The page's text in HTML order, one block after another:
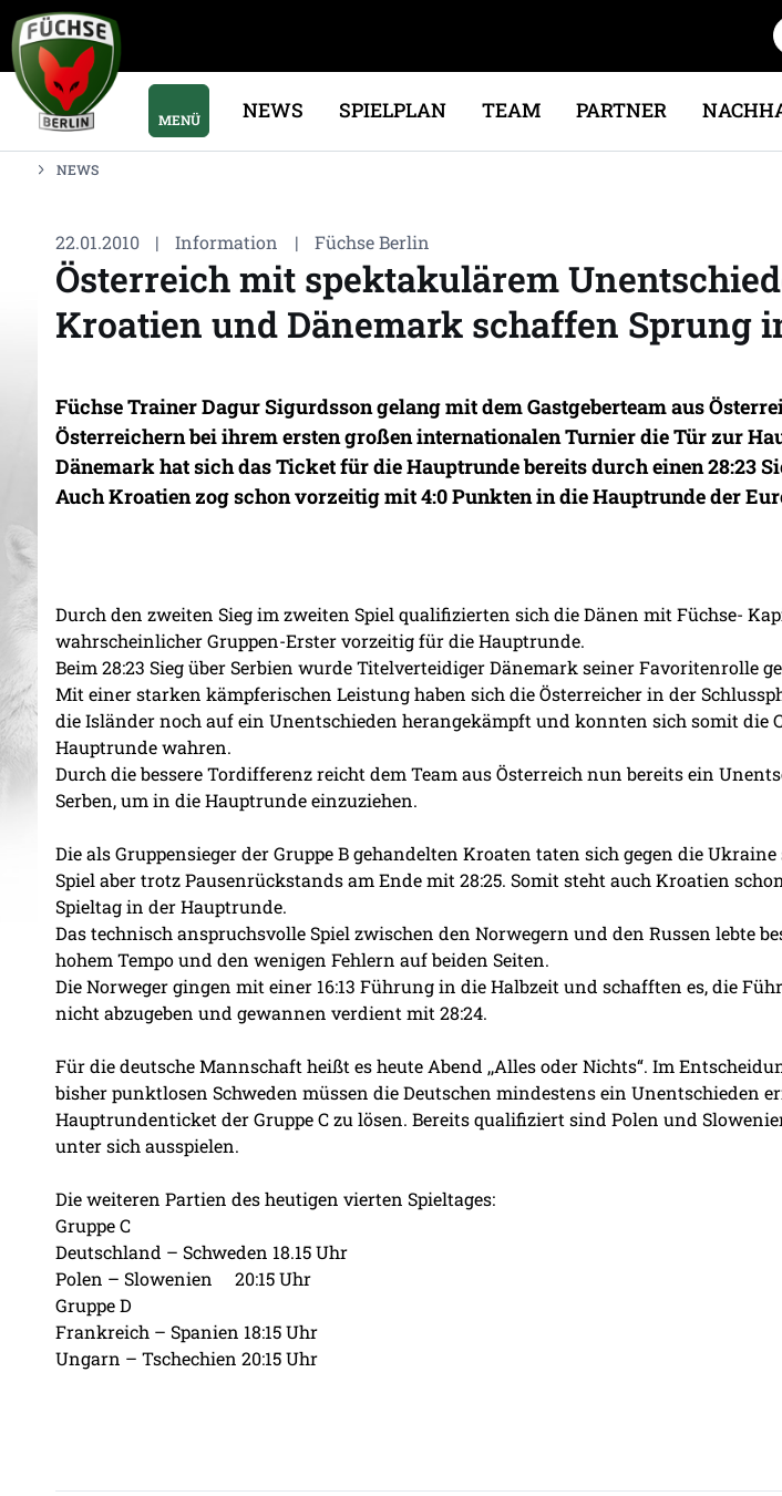
MENÜ NEWS SPIELPLAN TEAM PARTNER
NEWS
22.01.2010 | Information | Füchse Berlin
Österreich mit spektakulärem
Kroatien und Dänemark schaffen Sprung
Füchse Trainer Dagur Sigurdsson gelang mit dem Gastgeberteam aus
Österreichern bei ihrem ersten großen internationalen Turnier die Tür zur
Dänemark hat sich das Ticket für die Hauptrunde bereits durch einen 28:23
Auch Kroatien zog schon vorzeitig mit 4:0 Punkten in die Hauptrunde der
Durch den zweiten Sieg im zweiten Spiel qualifizierten sich die Dänen mit Füchse-
wahrscheinlicher Gruppen-Erster vorzeitig für die Hauptrunde.
Beim 28:23 Sieg über Serbien wurde Titelverteidiger Dänemark seiner Favoritenrolle
Mit einer starken kämpferischen Leistung haben sich die Österreicher in der
die Isländer noch auf ein Unentschieden herangekämpft und konnten sich somit die
Hauptrunde wahren.
Durch die bessere Tordifferenz reicht dem Team aus Österreich nun bereits ein
Serben, um in die Hauptrunde einzuziehen.
Die als Gruppensieger der Gruppe B gehandelten Kroaten taten sich gegen die
Spiel aber trotz Pausenrückstands am Ende mit 28:25. Somit steht auch Kroatien
Spieltag in der Hauptrunde.
Das technisch anspruchsvolle Spiel zwischen den Norwegern und den Russen lebte
hohem Tempo und den wenigen Fehlern auf beiden Seiten.
Die Norweger gingen mit einer 16:13 Führung in die Halbzeit und schafften es, die
nicht abzugeben und gewannen verdient mit 28:24.
Für die deutsche Mannschaft heißt es heute Abend ,,Alles oder Nichts“. Im
bisher punktlosen Schweden müssen die Deutschen mindestens ein Unentschieden
Hauptrundenticket der Gruppe C zu lösen. Bereits qualifiziert sind Polen und
unter sich ausspielen.
Die weiteren Partien des heutigen vierten Spieltages:
Gruppe C
Deutschland – Schweden 18.15 Uhr
Polen – Slowenien 20:15 Uhr
Gruppe D
Frankreich – Spanien 18:15 Uhr
Ungarn – Tschechien 20:15 Uhr